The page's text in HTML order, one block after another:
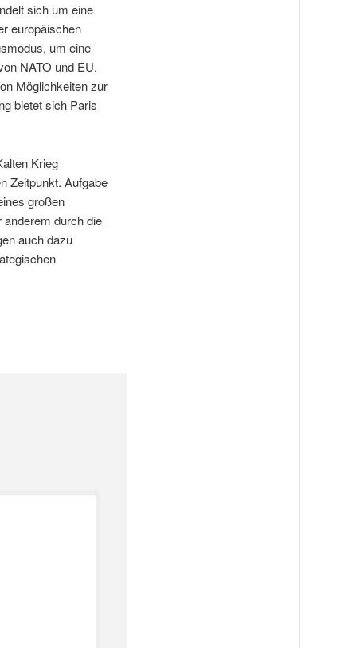
sich um eine
europäischen
um eine
NATO und EU.
Möglichkeiten zur
bietet sich Paris
Krieg
Zeitpunkt. Aufgabe
großen
durch die
auch dazu